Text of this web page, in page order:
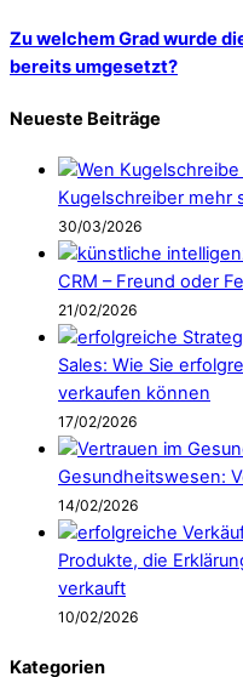
Zu welchem Grad wurde
bereits umgesetzt?
Neueste Beiträge
Kugelschreiber mehr
30/03/2026
CRM – Freund oder
21/02/2026
Sales: Wie Sie
verkaufen können
17/02/2026
Gesundheitswesen:
14/02/2026
Produkte, die
verkauft
10/02/2026
Kategorien